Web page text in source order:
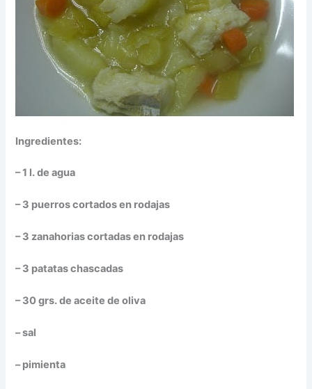
Ingredientes:
– 1 l. de agua
– 3 puerros cortados en rodajas
– 3 zanahorias cortadas en rodajas
– 3 patatas chascadas
– 30 grs. de aceite de oliva
– sal
– pimienta